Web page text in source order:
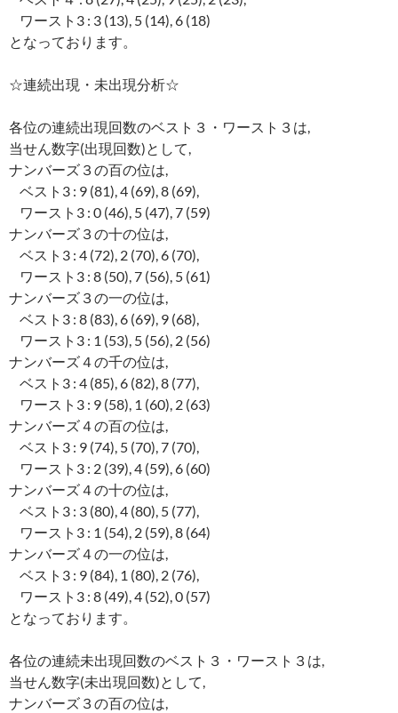
ワースト3 : 3 (13), 5 (14), 6 (18)
となっております。
☆連続出現・未出現分析☆
各位の連続出現回数のベスト３・ワースト３は,
当せん数字(出現回数)として,
ナンバーズ３の百の位は,
ベスト3 : 9 (81), 4 (69), 8 (69),
ワースト3 : 0 (46), 5 (47), 7 (59)
ナンバーズ３の十の位は,
ベスト3 : 4 (72), 2 (70), 6 (70),
ワースト3 : 8 (50), 7 (56), 5 (61)
ナンバーズ３の一の位は,
ベスト3 : 8 (83), 6 (69), 9 (68),
ワースト3 : 1 (53), 5 (56), 2 (56)
ナンバーズ４の千の位は,
ベスト3 : 4 (85), 6 (82), 8 (77),
ワースト3 : 9 (58), 1 (60), 2 (63)
ナンバーズ４の百の位は,
ベスト3 : 9 (74), 5 (70), 7 (70),
ワースト3 : 2 (39), 4 (59), 6 (60)
ナンバーズ４の十の位は,
ベスト3 : 3 (80), 4 (80), 5 (77),
ワースト3 : 1 (54), 2 (59), 8 (64)
ナンバーズ４の一の位は,
ベスト3 : 9 (84), 1 (80), 2 (76),
ワースト3 : 8 (49), 4 (52), 0 (57)
となっております。
各位の連続未出現回数のベスト３・ワースト３は,
当せん数字(未出現回数)として,
ナンバーズ３の百の位は,